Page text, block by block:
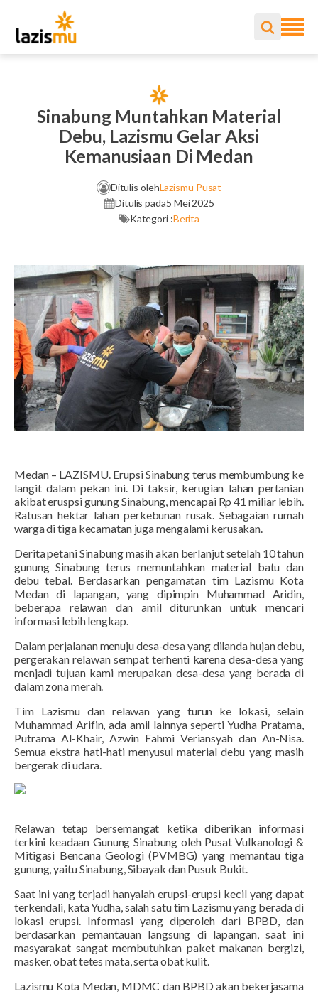
Sinabung Muntahkan Material
Debu, Lazismu Gelar Aksi
Kemanusiaan Di Medan
Ditulis olehLazismu Pusat
Ditulis pada5 Mei 2025
Kategori :Berita
Medan – LAZISMU. Erupsi Sinabung terus membumbung ke
langit dalam pekan ini. Di taksir, kerugian lahan pertanian
akibat eruspsi gunung Sinabung, mencapai Rp 41 miliar lebih.
Ratusan hektar lahan perkebunan rusak. Sebagaian rumah
warga di tiga kecamatan juga mengalami kerusakan.
Derita petani Sinabung masih akan berlanjut setelah 10 tahun
gunung Sinabung terus memuntahkan material batu dan
debu tebal. Berdasarkan pengamatan tim Lazismu Kota
Medan di lapangan, yang dipimpin Muhammad Aridin,
beberapa relawan dan amil diturunkan untuk mencari
informasi lebih lengkap.
Dalam perjalanan menuju desa-desa yang dilanda hujan debu,
pergerakan relawan sempat terhenti karena desa-desa yang
menjadi tujuan kami merupakan desa-desa yang berada di
dalam zona merah.
Tim Lazismu dan relawan yang turun ke lokasi, selain
Muhammad Arifin, ada amil lainnya seperti Yudha Pratama,
Putrama Al-Khair, Azwin Fahmi Veriansyah dan An-Nisa.
Semua ekstra hati-hati menyusul material debu yang masih
bergerak di udara.
Relawan tetap bersemangat ketika diberikan informasi
terkini keadaan Gunung Sinabung oleh Pusat Vulkanologi &
Mitigasi Bencana Geologi (PVMBG) yang memantau tiga
gunung, yaitu Sinabung, Sibayak dan Pusuk Bukit.
Saat ini yang terjadi hanyalah erupsi-erupsi kecil yang dapat
terkendali, kata Yudha, salah satu tim Lazismu yang berada di
lokasi erupsi. Informasi yang diperoleh dari BPBD, dan
berdasarkan pemantauan langsung di lapangan, saat ini
masyarakat sangat membutuhkan paket makanan bergizi,
masker, obat tetes mata, serta obat kulit.
Lazismu Kota Medan, MDMC dan BPBD akan bekerjasama